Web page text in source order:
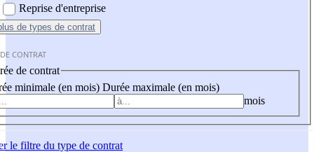
Reprise d'entreprise
de types de contrat
CONTRAT
de contrat
minimale (en mois) Durée maximale (en mois)
mois
le filtre du type de contrat